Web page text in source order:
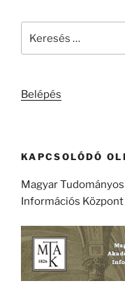
Belépés
KAPCSOLÓDÓ
Magyar
Információs Központ